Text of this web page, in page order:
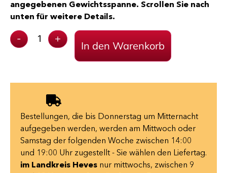
angegebenen Gewichtsspanne. Scrollen Sie nach
unten für weitere Details.
- +
In den Warenkorb
Bestellungen, die bis Donnerstag um Mitternacht
aufgegeben werden, werden am Mittwoch oder
Samstag der folgenden Woche zwischen 14:00
und 19:00 Uhr zugestellt - Sie wählen den Liefertag.
im Landkreis Heves nur mittwochs, zwischen 9